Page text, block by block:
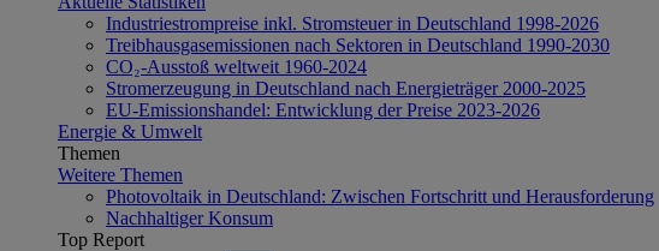
Industriestrompreise inkl. Stromsteuer in Deutschland 1998-2026
Treibhausgasemissionen nach Sektoren in Deutschland 1990-2030
CO₂-Ausstoß weltweit 1960-2024
Stromerzeugung in Deutschland nach Energieträger 2000-2025
EU-Emissionshandel: Entwicklung der Preise 2023-2026
Energie & Umwelt
Themen
Weitere Themen
Photovoltaik in Deutschland: Zwischen Fortschritt und Herausforderung
Nachhaltiger Konsum
Top Report